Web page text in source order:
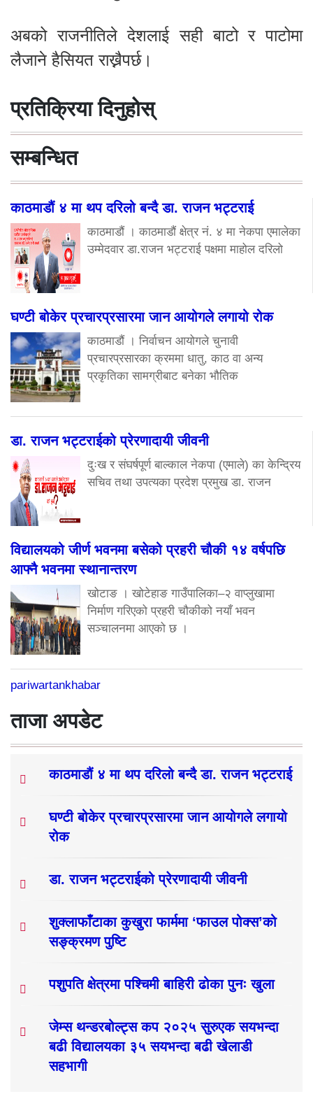
अबको राजनीतिले देशलाई सही बाटो र पाटोमा
लैजाने हैसियत राख्नैपर्छ।
प्रतिक्रिया दिनुहोस्
सम्बन्धित
काठमाडौं ४ मा थप दरिलो बन्दै डा. राजन भट्टराई
काठमाडौं । काठमाडौं क्षेत्र नं. ४ मा नेकपा एमालेका
उम्मेदवार डा.राजन भट्टराई पक्षमा माहोल दरिलो
घण्टी बोकेर प्रचारप्रसारमा जान आयोगले लगायो रोक
काठमाडौं । निर्वाचन आयोगले चुनावी
प्रचारप्रसारका क्रममा धातु, काठ वा अन्य
प्रकृतिका सामग्रीबाट बनेका भौतिक
डा. राजन भट्टराईको प्रेरणादायी जीवनी
दुःख र संघर्षपूर्ण बाल्काल नेकपा (एमाले) का केन्द्रिय
सचिव तथा उपत्यका प्रदेश प्रमुख डा. राजन
विद्यालयको जीर्ण भवनमा बसेको प्रहरी चौकी १४ वर्षपछि
आफ्नै भवनमा स्थानान्तरण
खोटाङ । खोटेहाङ गाउँपालिका–२ वाप्लुखामा
निर्माण गरिएको प्रहरी चौकीको नयाँ भवन
सञ्चालनमा आएको छ ।
pariwartankhabar
ताजा अपडेट
काठमाडौं ४ मा थप दरिलो बन्दै डा. राजन भट्टराई
घण्टी बोकेर प्रचारप्रसारमा जान आयोगले लगायो
रोक
डा. राजन भट्टराईको प्रेरणादायी जीवनी
शुक्लाफाँटाका कुखुरा फार्ममा ‘फाउल पोक्स’को
सङ्क्रमण पुष्टि
पशुपति क्षेत्रमा पश्चिमी बाहिरी ढोका पुनः खुला
जेम्स थन्डरबोल्ट्स कप २०२५ सुरुएक सयभन्दा
बढी विद्यालयका ३५ सयभन्दा बढी खेलाडी
सहभागी